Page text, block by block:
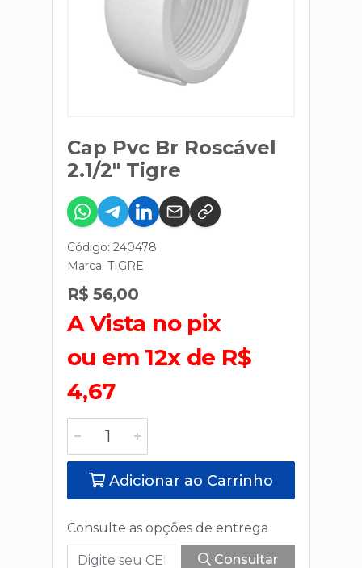
Cap Pvc Br Roscável
2.1/2" Tigre
Código: 240478
Marca: TIGRE
R$ 56,00
A Vista no pix
ou em 12x de R$
4,67
Adicionar ao Carrinho
Consulte as opções de entrega
Consultar